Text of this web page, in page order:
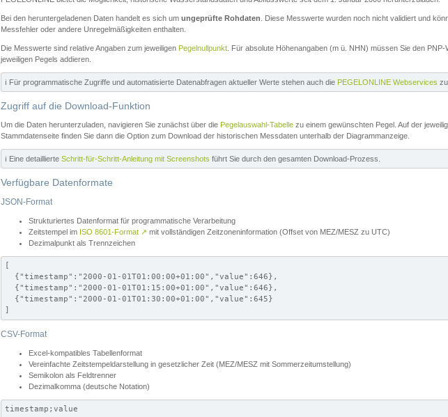
Bei den heruntergeladenen Daten handelt es sich um ungeprüfte Rohdaten . Diese Messwerte wurden noch nicht validiert und
Messfehler oder andere Unregelmäßigkeiten enthalten.
Die Messwerte sind relative Angaben zum jeweiligen Pegelnullpunkt . Für absolute Höhenangaben (m ü. NHN) müssen Sie den PNP-
jeweiligen Pegels addieren.
ℹ️ Für programmatische Zugriffe und automatisierte Datenabfragen aktueller Werte stehen auch die PEGELONLINE Webservices
Zugriff auf die Download-Funktion
Um die Daten herunterzuladen, navigieren Sie zunächst über die Pegelauswahl-Tabelle zu einem gewünschten Pegel. Auf der
Stammdatenseite finden Sie dann die Option zum Download der historischen Messdaten unterhalb der Diagrammanzeige.
ℹ️ Eine detaillierte Schritt-für-Schritt-Anleitung mit Screenshots führt Sie durch den gesamten Download-Prozess.
Verfügbare Datenformate
JSON-Format
Strukturiertes Datenformat für programmatische Verarbeitung
Zeitstempel im ISO 8601-Format ↗ mit vollständigen Zeitzoneninformation (Offset von MEZ/MESZ zu UTC)
Dezimalpunkt als Trennzeichen
[
  {"timestamp":"2000-01-01T01:00:00+01:00","value":646},
  {"timestamp":"2000-01-01T01:15:00+01:00","value":646},
  {"timestamp":"2000-01-01T01:30:00+01:00","value":645}
]
CSV-Format
Excel-kompatibles Tabellenformat
Vereinfachte Zeitstempeldarstellung in gesetzlicher Zeit (MEZ/MESZ mit Sommerzeitumstellung)
Semikolon als Feldtrenner
Dezimalkomma (deutsche Notation)
timestamp;value